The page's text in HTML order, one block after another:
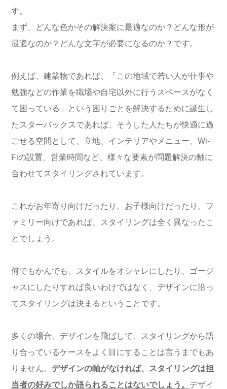
す。
まず、どんな色かその解決案に最適なのか？どんな形が
最適なのか？どんな文字が必要になるのか？です。
例えば、建築物であれば、「この地域で若い人が仕事や
勉強などの作業を職場や自宅以外に行うスペースがなく
て困っている」という困りごとを解決するために誕生し
たスターバックスであれば、そうした人たちが快適に過
ごせる空間として、立地、インテリアやメニュー、Wi-
Fiの設置、営業時間など、様々な要素が問題解決の軸に
合わせてスタイリングされています。
これがお年寄り向けだったり、お子様向けだったり、フ
ァミリー向けであれば、スタイリングは全く異なったこ
とでしょう。
何でもかんでも、スタイルをオシャレにしたり、ゴージ
ャスにしたりすれば良いわけではなく、デザインに沿っ
てスタイリングは決まるということです。
多くの場合、デザインを飛ばして、スタイリングから語
り合っているケースをよく目にすることは言うまでもあ
りません。 デザインの軸がなければ、スタイリングは担
当者の好みでしか語られることはないでしょう。 デザイ